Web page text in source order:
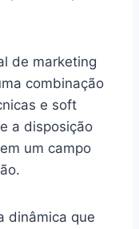
de marketing
combinação
e soft
a disposição
um campo
dinâmica que